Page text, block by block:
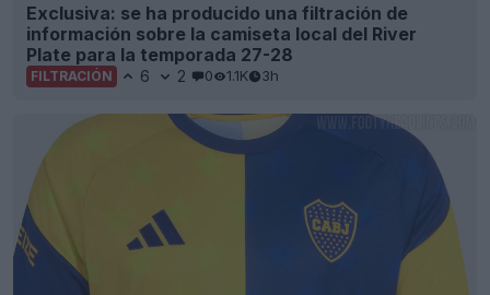
Exclusiva: se ha producido una filtración de
información sobre la camiseta local del River
Plate para la temporada 27-28
FILTRACIÓN 6 2 0 1.1K 3h